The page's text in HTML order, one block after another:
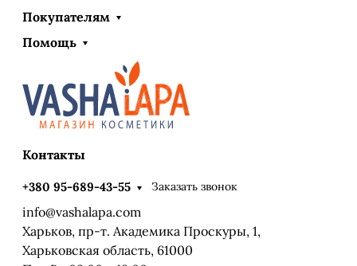
Покупателям
Помощь
Контакты
+380 95-689-43-55 Заказать звонок
info@vashalapa.com
Харьков, пр-т. Академика Проскуры, 1,
Харьковская область, 61000